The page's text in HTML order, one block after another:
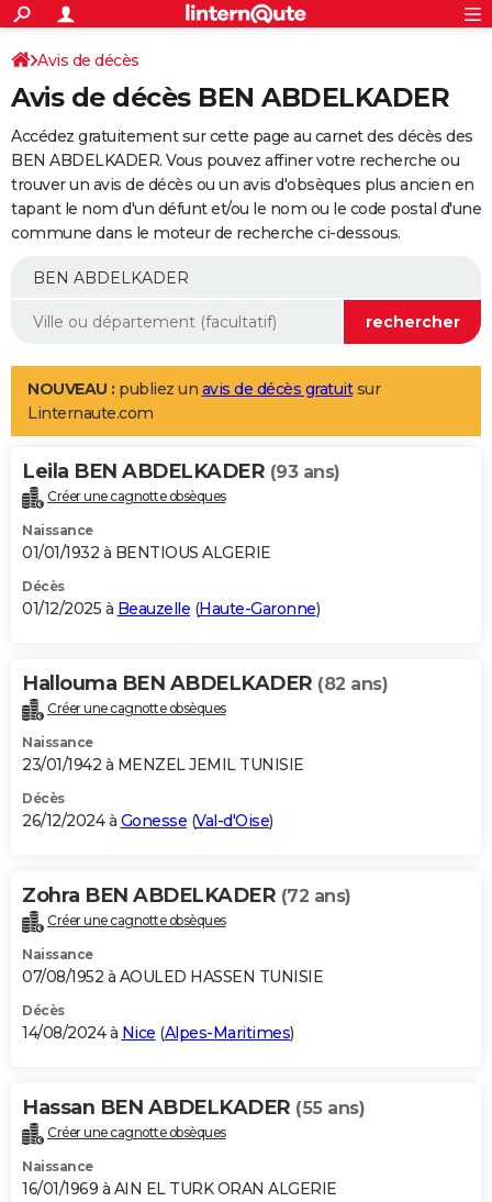
ACTUALITÉS
Politique
Société
Faits Divers
Education
Monde
Villes
+
SPORT
Coupe du monde 2026
Football
Tennis
Cyclisme
Rugby
Forum
Programme TV
TNT
Streaming
Cinéma
Sorties cinéma
Musique
+
FINANCE
Retraite
Epargne
Immobilier
Risques naturels par ville
Assurance
AUTO
Essais
Réserver un essai
Citadines
Berlines
SUV
Forum auto
+
Mobiles
Meilleur smartphone
Internet
Ordinateurs
Jeux vidéo
Guide high-tech
Aménagement intérieur
LIFESTYLE
Art de vivre
Bien-être
Loisirs
Mode
Modes de vie
Alimentation
Guide de la santé
Maladies
Médicaments
Sommeil
VOYAGE
Destinations
City break
Voyage nature
Voyage de noces
Forum
Climat
+PHOTO
GUIDES D'ACHAT
BONS PLANS
Carte de Noël
Carte Bonne année
Carte Saint-Valentin
Carte Pâques
Carte d'anniversaire
DICTIONNAIRE
Dictionnaire
Biographies
Citations
Expressions
Proverbes
PROGRAMME TV
S'inscrire
Se connecter
Lycées
Collèges
Primaires
Universités
Entreprises
Service militaire
Avis de recherche
AVIS DE DÉCÈS
Bricolage
Lifestyle
Culture
Sport
Auto
Television
Voyage
Cinema
Avis de décès
Avis de décès BEN ABDELKADER
Accédez gratuitement sur cette page au carnet des décès des
BEN ABDELKADER. Vous pouvez affiner votre recherche ou
trouver un avis de décès ou un avis d'obsèques plus ancien en
tapant le nom d'un défunt et/ou le nom ou le code postal d'une
commune dans le moteur de recherche ci-dessous.
NOUVEAU : publiez un avis de décès gratuitsur
Linternaute.com
Leila BEN ABDELKADER (93 ans)
Créer une cagnotte obsèques
Naissance
01/01/1932 à BENTIOUS ALGERIE
Décès
01/12/2025 à Beauzelle (Haute-Garonne)
Hallouma BEN ABDELKADER (82 ans)
Créer une cagnotte obsèques
Naissance
23/01/1942 à MENZEL JEMIL TUNISIE
Décès
26/12/2024 à Gonesse (Val-d'Oise)
Zohra BEN ABDELKADER (72 ans)
Créer une cagnotte obsèques
Naissance
07/08/1952 à AOULED HASSEN TUNISIE
Décès
14/08/2024 à Nice (Alpes-Maritimes)
Hassan BEN ABDELKADER (55 ans)
Créer une cagnotte obsèques
Naissance
16/01/1969 à AIN EL TURK ORAN ALGERIE